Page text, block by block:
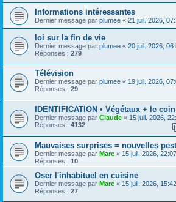
Informations intéressantes
Dernier message par plumee « 21 juil. 2026,
loi sur la fin de vie
Dernier message par plumee « 20 juil. 2026,
Réponses : 279
Télévision
Dernier message par plumee « 19 juil. 2026,
Réponses : 29
IDENTIFICATION • Végétaux + le
Dernier message par Claude « 15 juil. 2026,
Réponses : 4132
Mauvaises surprises = nouvelles
Dernier message par Marc « 15 juil. 2026, 22:07
Réponses : 10
Oser l'inhabituel en cuisine
Dernier message par Marc « 15 juil. 2026, 15:42
Réponses : 27